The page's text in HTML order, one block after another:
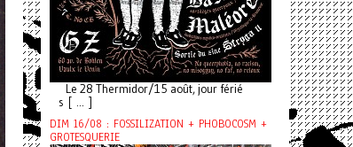
Le 28 Thermidor/15 août, jour férié
s [ ... ]
DIM 16/08 : FOSSILIZATION + PHOBOCOSM +
GROTESQUERIE